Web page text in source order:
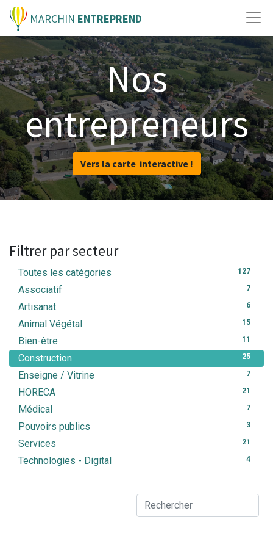
MARCHIN ENTREPREND
Nos
entrepreneurs
Vers la carte interactive !
Filtrer par secteur
127
Toutes les catégories
7
Associatif
6
Artisanat
15
Animal Végétal
11
Bien-être
25
Construction
7
Enseigne / Vitrine
21
HORECA
7
Médical
3
Pouvoirs publics
21
Services
4
Technologies - Digital